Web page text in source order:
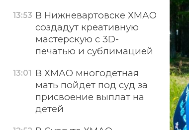
13:53 В Нижневартовске ХМАО
создадут креативную
мастерскую с 3D-
печатью и сублимацией
13:01 В ХМАО многодетная
мать пойдет под суд за
присвоение выплат на
детей